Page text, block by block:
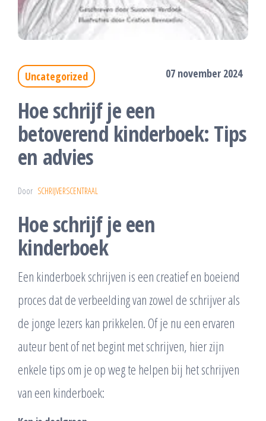
Uncategorized 07 november 2024
Hoe schrijf je een
betoverend kinderboek: Tips
en advies
Door SCHRIJVERSCENTRAAL
Hoe schrijf je een
kinderboek
Een kinderboek schrijven is een creatief en boeiend
proces dat de verbeelding van zowel de schrijver als
de jonge lezers kan prikkelen. Of je nu een ervaren
auteur bent of net begint met schrijven, hier zijn
enkele tips om je op weg te helpen bij het schrijven
van een kinderboek: